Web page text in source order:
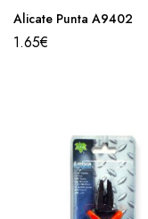
Alicate Punta A9402
1.65€